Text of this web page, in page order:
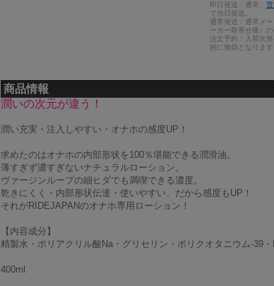
即日発送：通常、 営
で当日発送。
通常発送：通常メ
ーカー取寄せ後）の
注文予約：入荷次
的に無効となります
商品情報
潤いの次元が違う！
潤い充実・注入しやすい・オナホの感度UP！
求めたのはオナホの内部形状を100％堪能できる潤滑油。
薄すぎず濃すぎないナチュラルローション。
ヴァージンループの細ヒダでも満喫できる濃度。
乾きにくく・内部形状伝達・使いやすい、だから感度もUP！
それがRIDEJAPANのオナホ専用ローション！
【内容成分】
精製水・ポリアクリル酸Na・グリセリン・ポリクオタニウム-39
400ml